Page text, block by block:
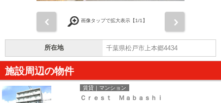
画像タップで拡大表示【1/1】
所在地 千葉県松戸市上本郷4434
施設周辺の物件
賃貸｜マンション
Ｃｒｅｓｔ Ｍａｂａｓｈｉ